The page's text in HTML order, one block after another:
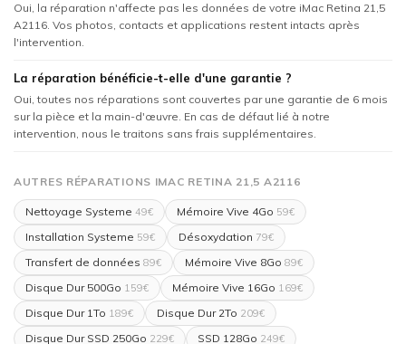
Oui, la réparation n'affecte pas les données de votre iMac Retina 21,5
A2116. Vos photos, contacts et applications restent intacts après
l'intervention.
La réparation bénéficie-t-elle d'une garantie ?
Oui, toutes nos réparations sont couvertes par une garantie de 6 mois
sur la pièce et la main-d'œuvre. En cas de défaut lié à notre
intervention, nous le traitons sans frais supplémentaires.
AUTRES RÉPARATIONS IMAC RETINA 21,5 A2116
Nettoyage Systeme 49€ Mémoire Vive 4Go 59€
Installation Systeme 59€ Désoxydation 79€
Transfert de données 89€ Mémoire Vive 8Go 89€
Disque Dur 500Go 159€ Mémoire Vive 16Go 169€
Disque Dur 1To 189€ Disque Dur 2To 209€
Disque Dur SSD 250Go 229€ SSD 128Go 249€